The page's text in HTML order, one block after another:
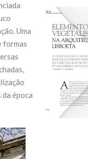
Uma
formas
época